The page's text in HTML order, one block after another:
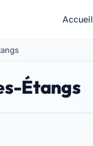
Accueil
Étangs